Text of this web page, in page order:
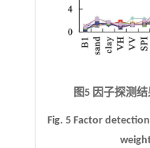
图5 因子探测
Fig. 5 Factor